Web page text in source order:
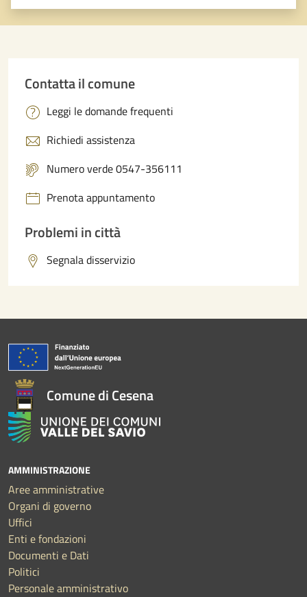
Valuta 5 stelle su 5
Valuta 4 stelle su 5
Valuta 3 stelle su 5
Valuta 2 stelle su 5
Valuta 1 stelle su 5
Contatta il comune
Leggi le domande frequenti
Richiedi assistenza
Numero verde 0547-356111
Prenota appuntamento
Problemi in città
Segnala disservizio
Comune di Cesena
AMMINISTRAZIONE
Aree amministrative
Organi di governo
Uffici
Enti e fondazioni
Documenti e Dati
Politici
Personale amministrativo